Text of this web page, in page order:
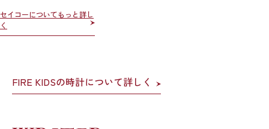
セイコーについてもっと詳し
く
FIRE KIDSの時計について詳しく